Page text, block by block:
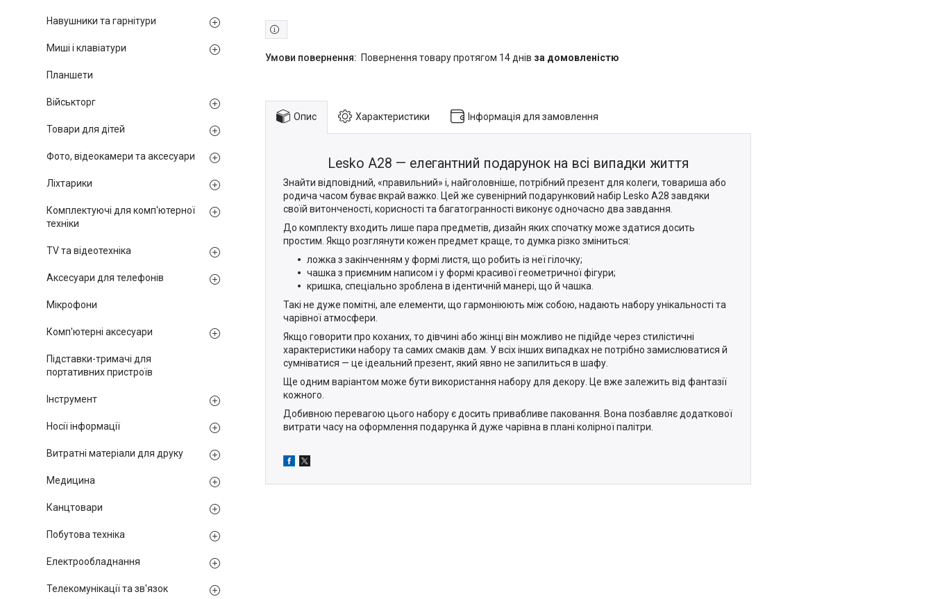
повернення товару протягом 14 днів за домовленістю
Опис Характеристики Інформація для замовлення
Lesko A28 — елегантний подарунок на всі випадки життя
Знайти відповідний, «правильний» і, найголовніше, потрібний презент для колеги, товариша або
родича часом буває вкрай важко. Цей же сувенірний подарунковий набір Lesko A28 завдяки
своїй витонченості, корисності та багатогранності виконує одночасно два завдання.
До комплекту входить лише пара предметів, дизайн яких спочатку може здатися досить
простим. Якщо розглянути кожен предмет краще, то думка різко зміниться:
ложка з закінченням у формі листя, що робить із неї гілочку;
чашка з приємним написом і у формі красивої геометричної фігури;
кришка, спеціально зроблена в ідентичній манері, що й чашка.
Такі не дуже помітні, але елементи, що гармоніюють між собою, надають набору унікальності та
чарівної атмосфери.
Якщо говорити про коханих, то дівчині або жінці він можливо не підійде через стилістичні
характеристики набору та самих смаків дам. У всіх інших випадках не потрібно замислюватися й
сумніватися — це ідеальний презент, який явно не запилиться в шафу.
Ще одним варіантом може бути використання набору для декору. Це вже залежить від фантазії
кожного.
Добивною перевагою цього набору є досить привабливе паковання. Вона позбавляє додаткової
витрати часу на оформлення подарунка й дуже чарівна в плані колірної палітри.
Навушники та гарнітури
Миші і клавіатури
Планшети
Військторг
Товари для дітей
Фото, відеокамери та аксесуари
Ліхтарики
Комплектуючі для комп'ютерної
техніки
TV та відеотехніка
Аксесуари для телефонів
Мікрофони
Комп'ютерні аксесуари
Підставки-тримачі для
портативних пристроїв
Інструмент
Носії інформації
Витратні матеріали для друку
Медицина
Канцтовари
Побутова техніка
Електрообладнання
Телекомунікації та зв'язок